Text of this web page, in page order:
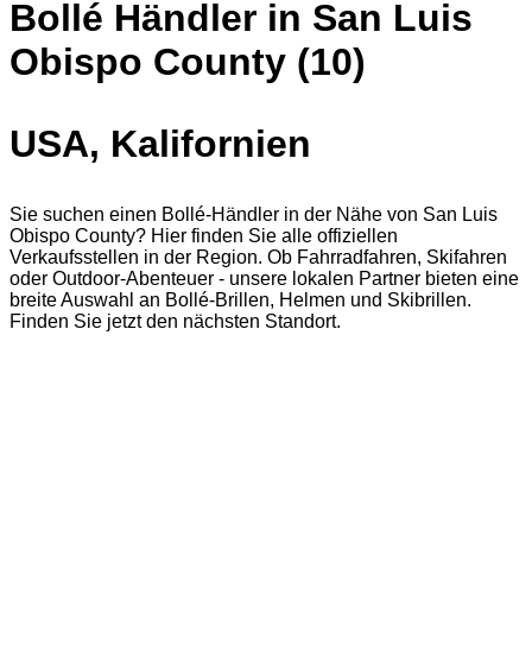
Bollé Händler in San Luis
Obispo County (10)
USA, Kalifornien
Sie suchen einen Bollé-Händler in der Nähe von San Luis
Obispo County? Hier finden Sie alle offiziellen
Verkaufsstellen in der Region. Ob Fahrradfahren, Skifahren
oder Outdoor-Abenteuer - unsere lokalen Partner bieten eine
breite Auswahl an Bollé-Brillen, Helmen und Skibrillen.
Finden Sie jetzt den nächsten Standort.